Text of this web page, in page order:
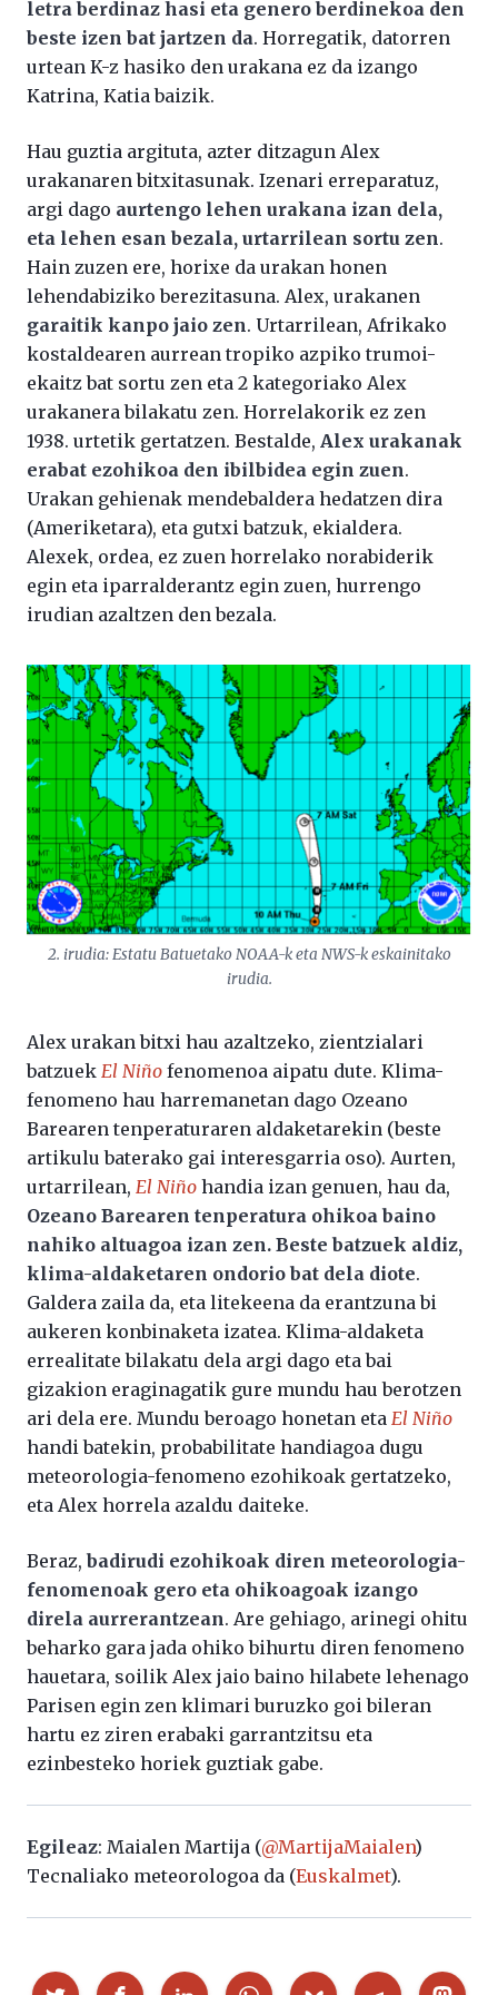
letra berdinaz hasi eta genero berdinekoa den
beste izen bat jartzen da. Horregatik, datorren
urtean K-z hasiko den urakana ez da izango
Katrina, Katia baizik.
Hau guztia argituta, azter ditzagun Alex
urakanaren bitxitasunak. Izenari erreparatuz,
argi dago aurtengo lehen urakana izan dela,
eta lehen esan bezala, urtarrilean sortu zen.
Hain zuzen ere, horixe da urakan honen
lehendabiziko berezitasuna. Alex, urakanen
garaitik kanpo jaio zen. Urtarrilean, Afrikako
kostaldearen aurrean tropiko azpiko trumoi-
ekaitz bat sortu zen eta 2 kategoriako Alex
urakanera bilakatu zen. Horrelakorik ez zen
1938. urtetik gertatzen. Bestalde, Alex urakanak
erabat ezohikoa den ibilbidea egin zuen.
Urakan gehienak mendebaldera hedatzen dira
(Ameriketara), eta gutxi batzuk, ekialdera.
Alexek, ordea, ez zuen horrelako norabiderik
egin eta iparralderantz egin zuen, hurrengo
irudian azaltzen den bezala.
2. irudia: Estatu Batuetako NOAA-k eta NWS-k eskainitako
irudia.
Alex urakan bitxi hau azaltzeko, zientzialari
batzuek El Niño fenomenoa aipatu dute. Klima-
fenomeno hau harremanetan dago Ozeano
Barearen tenperaturaren aldaketarekin (beste
artikulu baterako gai interesgarria oso). Aurten,
urtarrilean, El Niño handia izan genuen, hau da,
Ozeano Barearen tenperatura ohikoa baino
nahiko altuagoa izan zen. Beste batzuek aldiz,
klima-aldaketaren ondorio bat dela diote.
Galdera zaila da, eta litekeena da erantzuna bi
aukeren konbinaketa izatea. Klima-aldaketa
errealitate bilakatu dela argi dago eta bai
gizakion eraginagatik gure mundu hau berotzen
ari dela ere. Mundu beroago honetan eta El Niño
handi batekin, probabilitate handiagoa dugu
meteorologia-fenomeno ezohikoak gertatzeko,
eta Alex horrela azaldu daiteke.
Beraz,badirudi ezohikoak diren meteorologia-
fenomenoak gero eta ohikoagoak izango
direla aurrerantzean. Are gehiago, arinegi ohitu
beharko gara jada ohiko bihurtu diren fenomeno
hauetara, soilik Alex jaio baino hilabete lehenago
Parisen egin zen klimari buruzko goi bileran
hartu ez ziren erabaki garrantzitsu eta
ezinbesteko horiek guztiak gabe.
Egileaz: Maialen Martija (@MartijaMaialen)
Tecnaliako meteorologoa da (Euskalmet).
Partekatu